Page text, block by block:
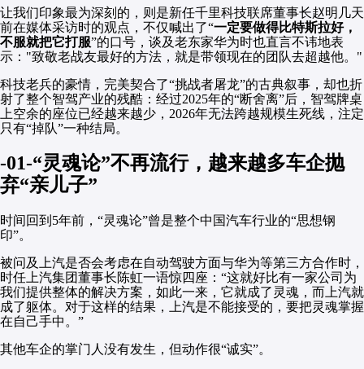
让我们印象最为深刻的，则是新任千里科技联席董事长赵明几天
前在媒体采访时的观点，不仅喊出了“一定要做得比特斯拉好，
不服就把它打服”的口号，谈及老东家华为时也直言不讳地表
示："致敬老战友最好的方法，就是带领现在的团队去超越他。"
科技老兵的豪情，完美契合了“挑战者屠龙”的古典叙事，却也折
射了整个智驾产业的残酷：经过2025年的“断舍离”后，智驾牌桌
上空余的座位已经越来越少，2026年无法跨越规模生死线，注定
只有“掉队”一种结局。
-01-“灵魂论”不再流行，越来越多车企抛
弃“亲儿子”
时间回到5年前，“灵魂论”曾是整个中国汽车行业的“思想钢
印”。
被问及上汽是否会考虑在自动驾驶方面与华为等第三方合作时，
时任上汽集团董事长陈虹一语惊四座：“这就好比有一家公司为
我们提供整体的解决方案，如此一来，它就成了灵魂，而上汽就
成了躯体。对于这样的结果，上汽是不能接受的，要把灵魂掌握
在自己手中。”
其他车企的掌门人没有发生，但动作很“诚实”。